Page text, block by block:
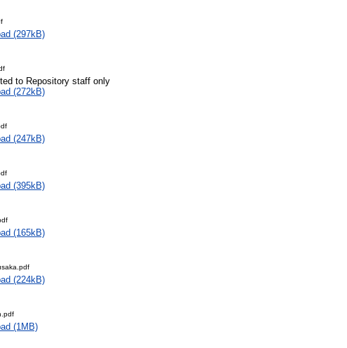
(297kB)
to Repository staff only
(272kB)
(247kB)
(395kB)
(165kB)
(224kB)
(1MB)